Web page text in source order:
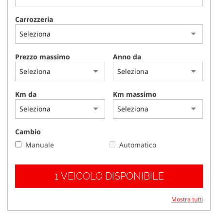
Carrozzeria
Prezzo massimo Anno da
Km da Km massimo
Cambio
Manuale
Automatico
1 VEICOLO DISPONIBILE
Mostra tutti
adottiamo
per
offrire
funzionalità
svolgere
le
attività
seguito
descritte.
Per
ottenere
e